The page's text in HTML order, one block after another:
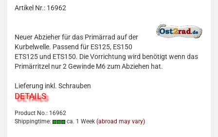
Artikel Nr.: 16962
Neuer Abzieher für das Primärrad auf der
Kurbelwelle. Passend für ES125, ES150
ETS125 und ETS150. Die Vorrichtung wird benötigt wenn das
Primärritzel nur 2 Gewinde M6 zum Abziehen hat.
Lieferung inkl. Schrauben
DETAILS
Product No.: 16962
Shippingtime:
ca. 1 Week (abroad may vary)